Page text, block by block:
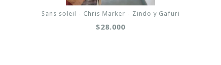
Sans soleil - Chris Marker - Zindo y Gafuri
$28.000